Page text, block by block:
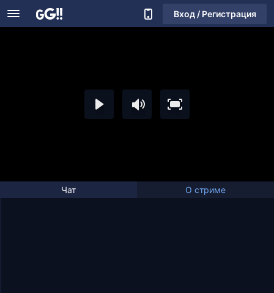
Вход / Регистрация
Чат О стриме